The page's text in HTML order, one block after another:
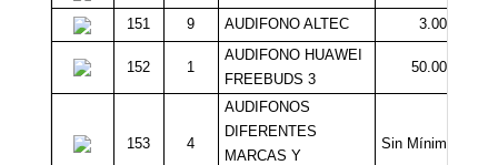
151
9 AUDIFONO ALTEC 3.000
152 1
AUDIFONO HUAWEI
FREEBUDS 3
50.000
153 4
AUDIFONOS
DIFERENTES
MARCAS Y
Sin Mínimo